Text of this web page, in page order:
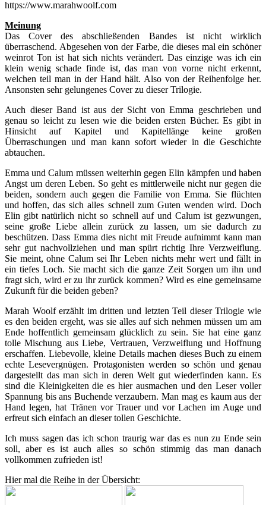
https://www.marahwoolf.com
Meinung
Das Cover des abschließenden Bandes ist nicht wirklich
überraschend. Abgesehen von der Farbe, die dieses mal ein schöner
weinrot Ton ist hat sich nichts verändert. Das einzige was ich ein
klein wenig schade finde ist, das man von vorne nicht erkennt,
welchen teil man in der Hand hält. Also von der Reihenfolge her.
Ansonsten sehr gelungenes Cover zu dieser Trilogie.
Auch dieser Band ist aus der Sicht von Emma geschrieben und
genau so leicht zu lesen wie die beiden ersten Bücher. Es gibt in
Hinsicht auf Kapitel und Kapitellänge keine großen
Überraschungen und man kann sofort wieder in die Geschichte
abtauchen.
Emma und Calum müssen weiterhin gegen Elin kämpfen und haben
Angst um deren Leben. So geht es mittlerweile nicht nur gegen die
beiden, sondern auch gegen die Familie von Emma. Sie flüchten
und hoffen, das sich alles schnell zum Guten wenden wird. Doch
Elin gibt natürlich nicht so schnell auf und Calum ist gezwungen,
seine große Liebe allein zurück zu lassen, um sie dadurch zu
beschützen. Dass Emma dies nicht mit Freude aufnimmt kann man
sehr gut nachvollziehen und man spürt richtig Ihre Verzweiflung.
Sie meint, ohne Calum sei Ihr Leben nichts mehr wert und fällt in
ein tiefes Loch. Sie macht sich die ganze Zeit Sorgen um ihn und
fragt sich, wird er zu ihr zurück kommen? Wird es eine gemeinsame
Zukunft für die beiden geben?
Marah Woolf erzählt im dritten und letzten Teil dieser Trilogie wie
es den beiden ergeht, was sie alles auf sich nehmen müssen um am
Ende hoffentlich gemeinsam glücklich zu sein. Sie hat eine ganz
tolle Mischung aus Liebe, Vertrauen, Verzweiflung und Hoffnung
erschaffen. Liebevolle, kleine Details machen dieses Buch zu einem
echte Lesevergnügen. Protagonisten werden so schön und genau
dargestellt das man sich in deren Welt gut wiederfinden kann. Es
sind die Kleinigkeiten die es hier ausmachen und den Leser voller
Spannung bis ans Buchende verzaubern. Man mag es kaum aus der
Hand legen, hat Tränen vor Trauer und vor Lachen im Auge und
erfreut sich einfach an dieser tollen Geschichte.
Ich muss sagen das ich schon traurig war das es nun zu Ende sein
soll, aber es ist auch alles so schön stimmig das man danach
vollkommen zufrieden ist!
Hier mal die Reihe in der Übersicht: